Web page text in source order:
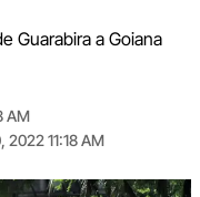
Guarabira a Goiana
AM
2022 11:18 AM